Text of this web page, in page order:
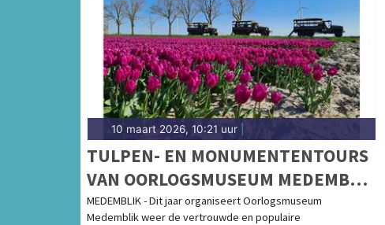
10 maart 2026, 10:21 uur
TULPEN- EN MONUMENTENTOURS
VAN OORLOGSMUSEUM MEDEMBLIK
VAN START!
MEDEMBLIK - Dit jaar organiseert Oorlogsmuseum
Medemblik weer de vertrouwde en populaire